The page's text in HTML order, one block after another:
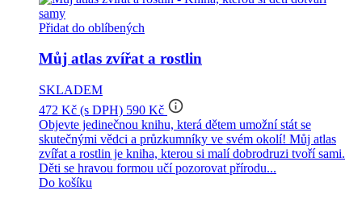
Přidat do oblíbených
Můj atlas zvířat a rostlin
SKLADEM
472 Kč (s DPH) 590 Kč info_outline
Objevte jedinečnou knihu, která dětem umožní stát se
skutečnými vědci a průzkumníky ve svém okolí! Můj atlas
zvířat a rostlin je kniha, kterou si malí dobrodruzi tvoří sami.
Děti se hravou formou učí pozorovat přírodu...
Do košíku